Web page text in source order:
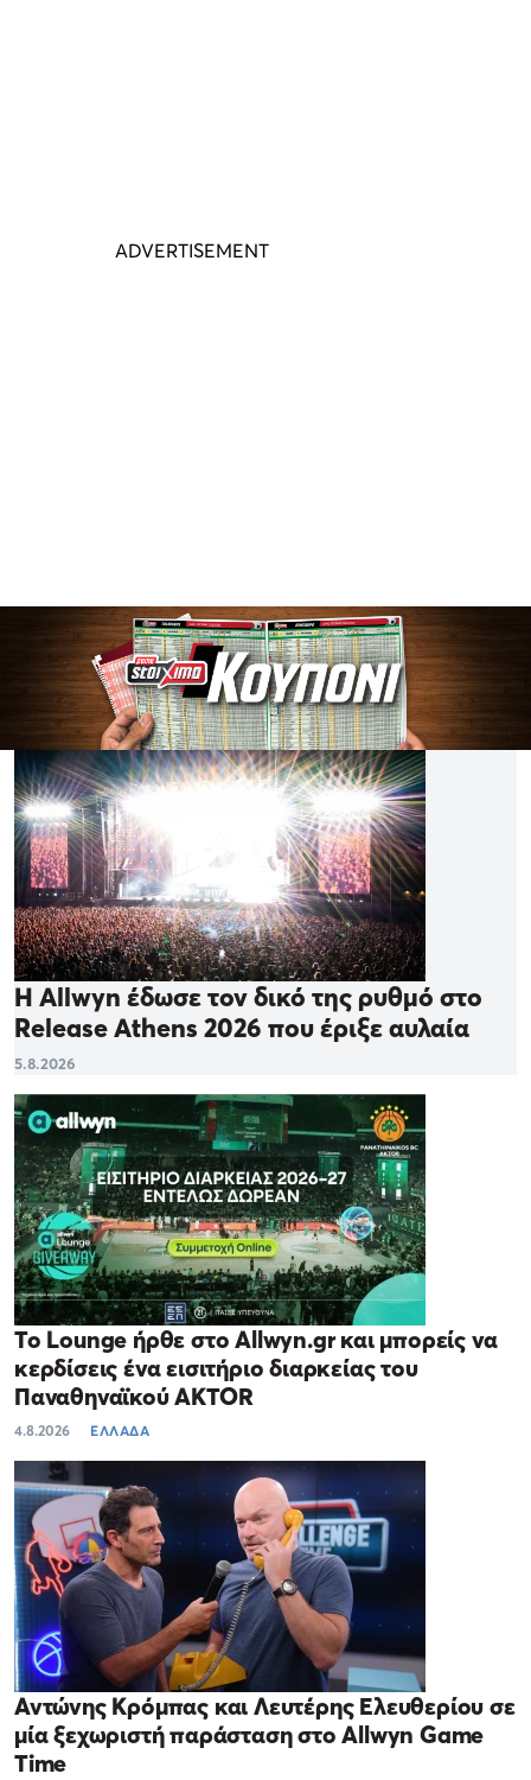
Η Allwyn έδωσε τον δικό της ρυθμό στο
Release Athens 2026 που έριξε αυλαία
5.8.2026
Το Lounge ήρθε στο Allwyn.gr και μπορείς να
κερδίσεις ένα εισιτήριο διαρκείας του
Παναθηναϊκού AKTOR
4.8.2026 ΕΛΛΑΔΑ
Αντώνης Κρόμπας και Λευτέρης Ελευθερίου σε
μία ξεχωριστή παράσταση στο Allwyn Game
Time